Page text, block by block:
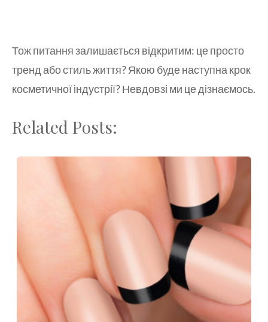
Тож питання залишається відкритим: це просто
тренд або стиль життя? Якою буде наступна крок
косметичної індустрії? Невдовзі ми це дізнаємось.
Related Posts: